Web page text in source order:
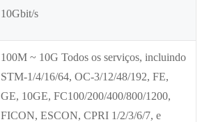
10Gbit/s
100M ~ 10G Todos os serviços, incluindo
STM-1/4/16/64, OC-3/12/48/192, FE,
GE, 10GE, FC100/200/400/800/1200,
FICON, ESCON, CPRI 1/2/3/6/7, e